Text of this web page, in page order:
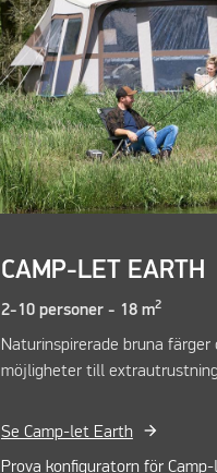
CAMP-LET EARTH
2-10 personer - 18 m2
Naturinspirerade bruna färger
möjligheter till
Se Camp-let Earth
Prova konfiguratorn för